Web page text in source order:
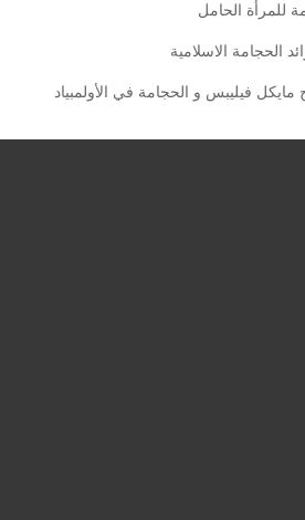
للمرأة الحامل
الحجامة الاسلامية
مايكل فيليبس و الحجامة في الأولمبياد